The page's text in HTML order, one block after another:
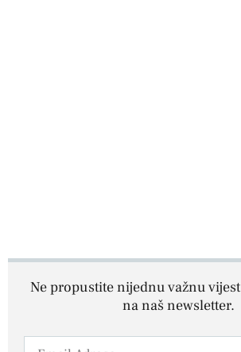
Ne propustite nijednu važnu
na naš newsletter.